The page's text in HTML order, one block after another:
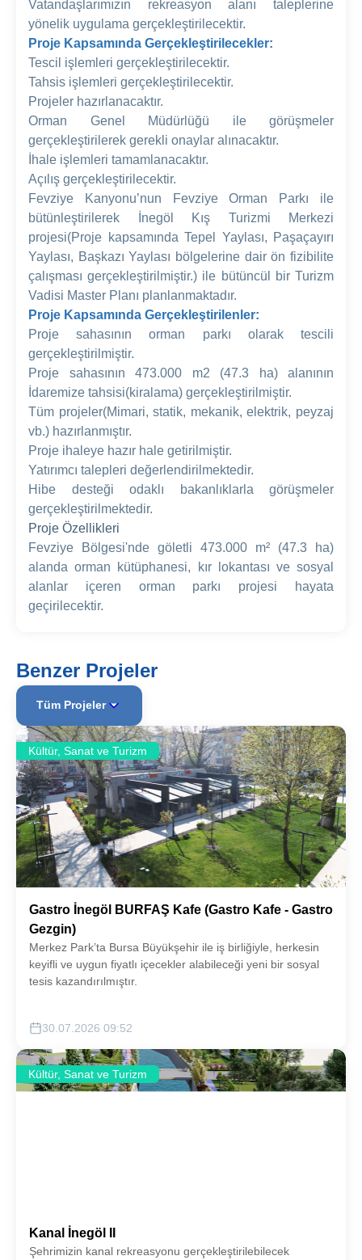
Vatandaşlarımızın rekreasyon alanı taleplerine
yönelik uygulama gerçekleştirilecektir.
Proje Kapsamında Gerçekleştirilecekler:
Tescil işlemleri gerçekleştirilecektir.
Tahsis işlemleri gerçekleştirilecektir.
Projeler hazırlanacaktır.
Orman Genel Müdürlüğü ile görüşmeler
gerçekleştirilerek gerekli onaylar alınacaktır.
İhale işlemleri tamamlanacaktır.
Açılış gerçekleştirilecektir.
Fevziye Kanyonu’nun Fevziye Orman Parkı ile
bütünleştirilerek İnegöl Kış Turizmi Merkezi
projesi(Proje kapsamında Tepel Yaylası, Paşaçayırı
Yaylası, Başkazı Yaylası bölgelerine dair ön fizibilite
çalışması gerçekleştirilmiştir.) ile bütüncül bir Turizm
Vadisi Master Planı planlanmaktadır.
Proje Kapsamında Gerçekleştirilenler:
Proje sahasının orman parkı olarak tescili
gerçekleştirilmiştir.
Proje sahasının 473.000 m2 (47.3 ha) alanının
İdaremize tahsisi(kiralama) gerçekleştirilmiştir.
Tüm projeler(Mimari, statik, mekanik, elektrik, peyzaj
vb.) hazırlanmıştır.
Proje ihaleye hazır hale getirilmiştir.
Yatırımcı talepleri değerlendirilmektedir.
Hibe desteği odaklı bakanlıklarla görüşmeler
gerçekleştirilmektedir.
Proje Özellikleri
Fevziye Bölgesi'nde göletli 473.000 m² (47.3 ha)
alanda orman kütüphanesi, kır lokantası ve sosyal
alanlar içeren orman parkı projesi hayata
geçirilecektir.
Benzer Projeler
Tüm Projeler
Kültür, Sanat ve Turizm
Gastro İnegöl BURFAŞ Kafe (Gastro Kafe - Gastro
Gezgin)
Merkez Park’ta Bursa Büyükşehir ile iş birliğiyle, herkesin
keyifli ve uygun fiyatlı içecekler alabileceği yeni bir sosyal
tesis kazandırılmıştır.
30.07.2026 09:52
Kültür, Sanat ve Turizm
Kanal İnegöl II
Şehrimizin kanal rekreasyonu gerçekleştirilebilecek